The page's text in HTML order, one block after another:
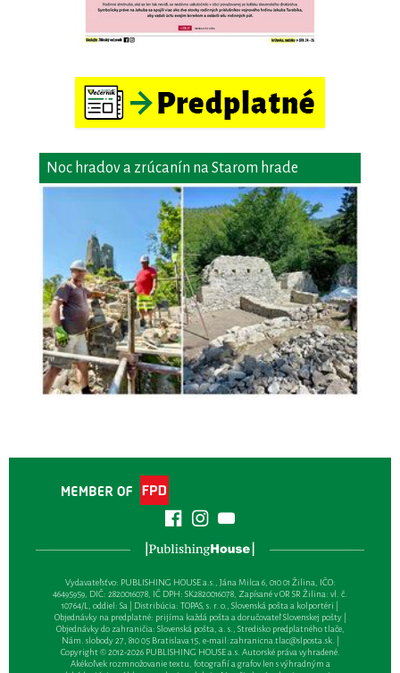
Noc hradov a zrúcanín na Starom hrade
Vydavateľsťvo: PUBLISHING HOUSE a.s., Jána Milca 6, 010 01 Žilina, IČO:
46495959, DIČ: 2820016078, IČ DPH: SK2820016078, Zapísané v OR SR Žilina: vl. č.
10764/L, oddiel: Sa | Distribúcia: TOPAS, s. r. o., Slovenská pošta a kolportéri |
Objednávky na predplatné: prijíma každá pošta a doručovateľ Slovenskej pošty |
Objednávky do zahraničia: Slovenská pošta, a. s., Stredisko predplatného tlače,
Nám. slobody 27, 810 05 Bratislava 15, e-mail:zahranicna.tlac@slposta.sk. |
Copyright © 2012-2026 PUBLISHING HOUSE a.s. Autorské práva vyhradené.
Akékoľvek rozmnožovanie textu, fotografií a grafov len s výhradným a